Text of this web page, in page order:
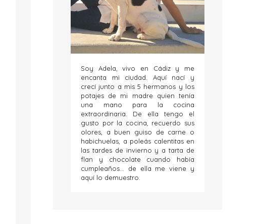
Soy Adela, vivo en Cádiz y me
encanta mi ciudad. Aquí nací y
crecí junto a mis 5 hermanos y los
potajes de mi madre quien tenía
una mano para la cocina
extraordinaria. De ella tengo el
gusto por la cocina, recuerdo sus
olores, a buen guiso de carne o
habichuelas, a poleás calentitas en
las tardes de invierno y a tarta de
flan y chocolate cuando había
cumpleaños... de ella me viene y
aquí lo demuestro.